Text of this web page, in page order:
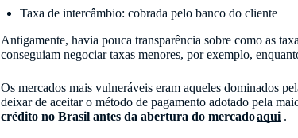
Taxa de intercâmbio: cobrada pelo banco do cliente
Antigamente, havia pouca transparência sobre como as
conseguiam negociar taxas menores, por exemplo,
Os mercados mais vulneráveis eram aqueles dominados
deixar de aceitar o método de pagamento adotado pela
crédito no Brasil antes da abertura do mercadoaqui .